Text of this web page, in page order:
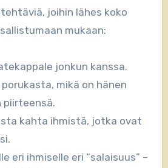
joihin lähes koko
mukaan:
jonkun kanssa.
mikä on hänen
piirteensä.
kahta ihmistä, jotka ovat
eri ihmiselle eri “salaisuus” –